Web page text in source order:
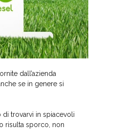
dall’azienda
se in genere si
di trovarvi in spiacevoli
risulta sporco, non